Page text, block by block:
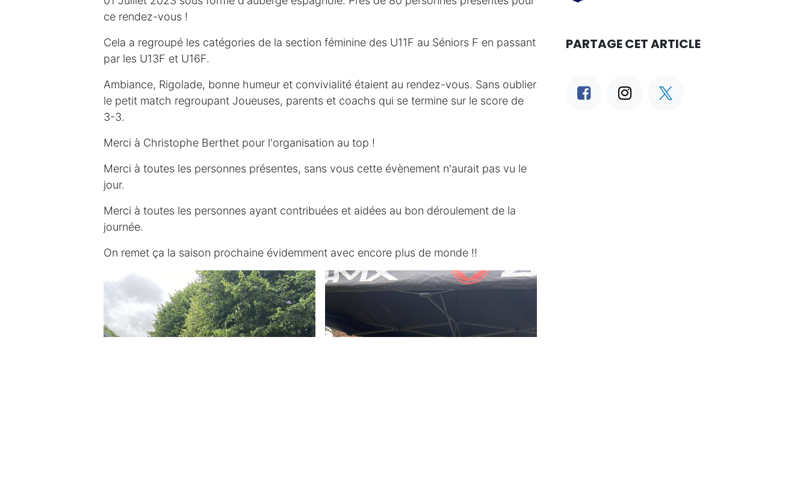
ce rendez-vous !
Cela a regroupé les catégories de la section féminine des U11F au Séniors F en passant
par les U13F et U16F.
Ambiance, Rigolade, bonne humeur et convivialité étaient au rendez-vous. Sans oublier
le petit match regroupant Joueuses, parents et coachs qui se termine sur le score de
3-3.
Merci à Christophe Berthet pour l'organisation au top !
Merci à toutes les personnes présentes, sans vous cette évènement n'aurait pas vu le
jour.
Merci à toutes les personnes ayant contribuées et aidées au bon déroulement de la
journée.
On remet ça la saison prochaine évidemment avec encore plus de monde !!
PARTAGE CET ARTICLE